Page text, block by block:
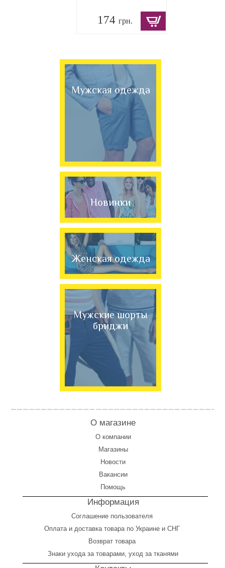
174 грн.
Мужская одежда
Новинки
Женская одежда
Мужские шорты
бриджи
О магазине
О компании
Магазины
Новости
Вакансии
Помощь
Информация
Соглашение пользователя
Оплатаи доставка товара по Украине и СНГ
Возврат товара
Знаки ухода за товарами, уход за тканями